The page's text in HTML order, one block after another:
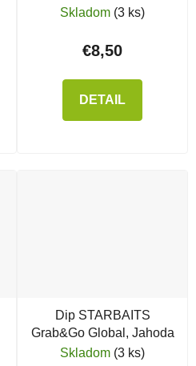
Frutti
Skladom (3 ks)
€8,50
DETAIL
Dip STARBAITS
Grab&Go Global, Jahoda
Skladom (3 ks)